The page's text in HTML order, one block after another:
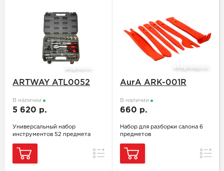
ARTWAY ATL0052
В наличии
5 620 р.
Универсальный набор
инструментов 52 предмета
Сравнение
AurA ARK-001R
В наличии
660 р.
Набор для разборки салона 6
предметов